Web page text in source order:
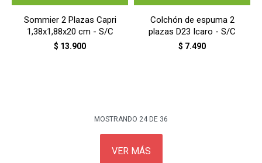
Sommier 2 Plazas Capri
1,38x1,88x20 cm - S/C
$ 13.900
Colchón de espuma 2
plazas D23 Icaro - S/C
$ 7.490
MOSTRANDO 24DE 36
VER MÁS